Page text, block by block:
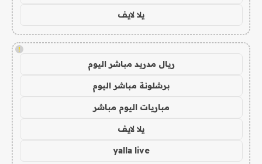
يلا لايف
!
ريال مدريد مباشر اليوم
برشلونة مباشر اليوم
مباريات اليوم مباشر
يلا لايف
yalla live